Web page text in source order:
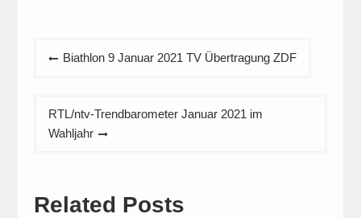
Beitragsnavigation
Biathlon 9 Januar 2021 TV Übertragung ZDF
RTL/ntv-Trendbarometer Januar 2021 im
Wahljahr
Related Posts